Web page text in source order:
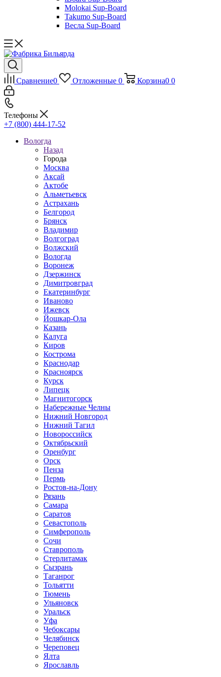
Molokai Sup-Board
Takumo Sup-Board
Весла Sup-Board
Сравнение0 Отложенные 0 Корзина0 0
Телефоны
+7 (800) 444-17-52
Вологда
Назад
Города
Москва
Аксай
Актобе
Альметьевск
Астрахань
Белгород
Брянск
Владимир
Волгоград
Волжский
Вологда
Воронеж
Дзержинск
Димитровград
Екатеринбург
Иваново
Ижевск
Йошкар-Ола
Казань
Калуга
Киров
Кострома
Краснодар
Красноярск
Курск
Липецк
Магнитогорск
Набережные Челны
Нижний Новгород
Нижний Тагил
Новороссийск
Октябрьский
Оренбург
Орск
Пенза
Пермь
Ростов-на-Дону
Рязань
Самара
Саратов
Севастополь
Симферополь
Сочи
Ставрополь
Стерлитамак
Сызрань
Таганрог
Тольятти
Тюмень
Ульяновск
Уральск
Уфа
Чебоксары
Челябинск
Череповец
Ялта
Ярославль